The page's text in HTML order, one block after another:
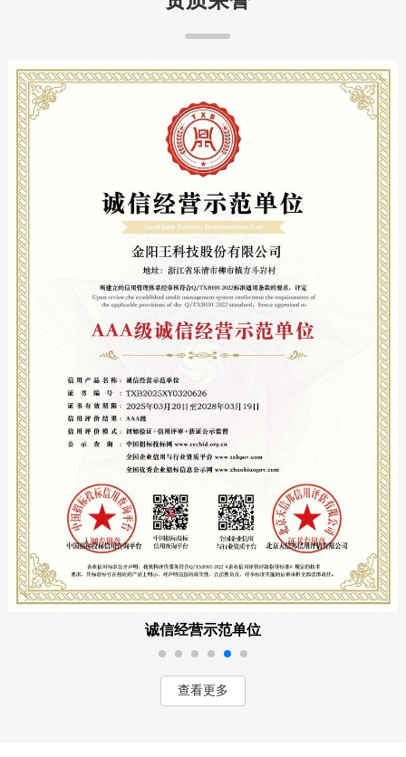
诚信经营示范单位
查看更多